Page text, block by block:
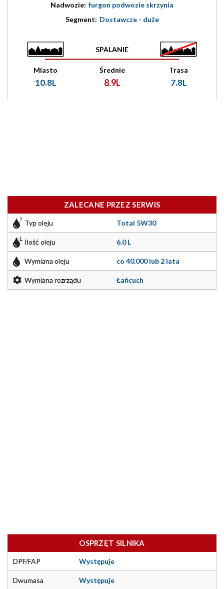
Nadwozie: furgon podwozie skrzynia
Segment: Dostawcze - duże
SPALANIE
Miasto
10.8L
Średnie
8.9L
Trasa
7.8L
ZALECANE PRZEZ SERWIS
Typ oleju Total 5W30
Ilość oleju 6.0 L
Wymiana oleju co 40.000 lub 2 lata
Wymiana rozrządu Łańcuch
OSPRZĘT SILNIKA
DPF/FAP Występuje
Dwumasa Występuje